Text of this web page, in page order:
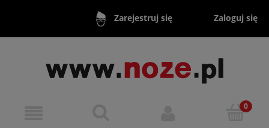
Zarejestruj się Zaloguj się